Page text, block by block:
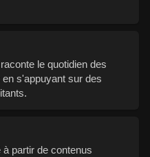
le quotidien des
s'appuyant sur des
partir de contenus